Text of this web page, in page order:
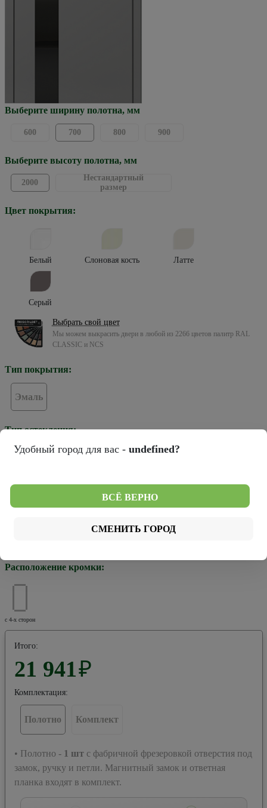
Выберите ширину полотна, мм
600 700 800 900
Выберите высоту полотна, мм
2000
Нестандартный
размер
Цвет покрытия:
Белый Слоновая кость Латте
Серый
Выбрать свой цвет
Мы можем выкрасить двери в любой из 2266 цветов палитр RAL
CLASSIC и NCS
Тип покрытия:
Эмаль
Тип остекления:
Расположение кромки:
с 4-х сторон
Итого:
21 941₽
Комплектация:
Полотно Комплект
• Полотно - 1 штс фабричной фрезеровкой отверстия под
замок, ручку и петли. Магнитный замок и ответная
планка входят в комплект.
Удобный город для вас - undefined?
ВСЁ ВЕРНО
СМЕНИТЬ ГОРОД